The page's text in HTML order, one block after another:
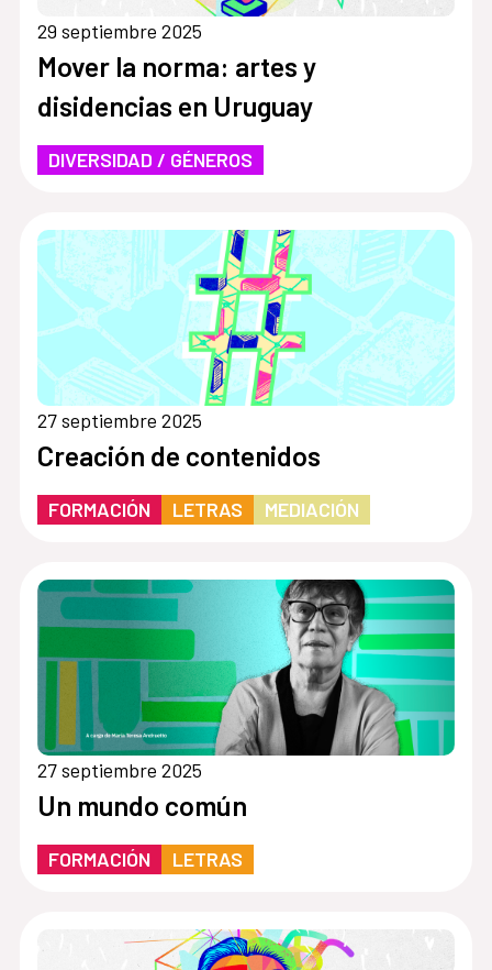
29 septiembre 2025
Mover la norma: artes y
disidencias en Uruguay
DIVERSIDAD / GÉNEROS
27 septiembre 2025
Creación de contenidos
FORMACIÓN LETRAS MEDIACIÓN
27 septiembre 2025
Un mundo común
FORMACIÓN LETRAS